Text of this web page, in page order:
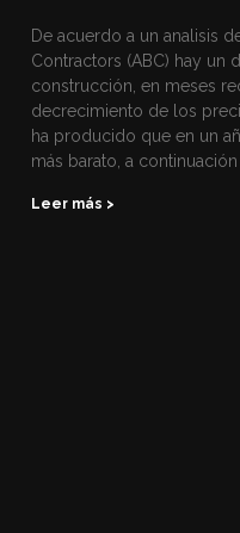
De acuerdo a un analisis
Contractors (ABC) hay un
construcción, en meses
decrecimiento de los
ha producido que en un
más barato, a
Leer más >